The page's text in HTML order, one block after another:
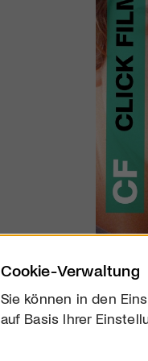
Über
Cookie-Verwaltung
Sie können in den
auf Basis Ihrer